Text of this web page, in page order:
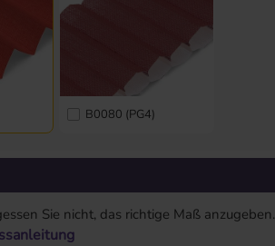
B0080 (PG4)
Sie nicht, das richtige Maß anzugeben.